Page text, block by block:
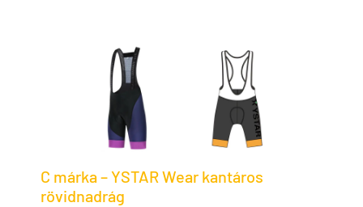
C márka – YSTAR Wear kantáros
rövidnadrág